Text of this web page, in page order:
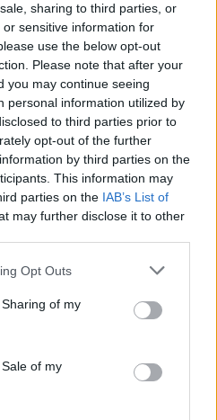
sharing to third parties, or
sensitive information for
use the below opt-out
Please note that after your
you may continue seeing
personal information utilized by
to third parties prior to
opt-out of the further
by third parties on the
This information may
parties on the IAB’s List of
may further disclose it to other
app uses one or more Google
behaviour. You may click to
and its third-party tags to
purposes in below Google
Opt Outs
of my
of my
a meglepetés, mert
biztonsági őr, a
által kiadott
elfogadni,
igazolványt. Arra
van, hogy ők ezzel
Szó szerint
megérteni?
mi?”
elmondani az ő
nem fogja.
számát nem
nem volt az
szerint ezek az őrök
BKV utazási